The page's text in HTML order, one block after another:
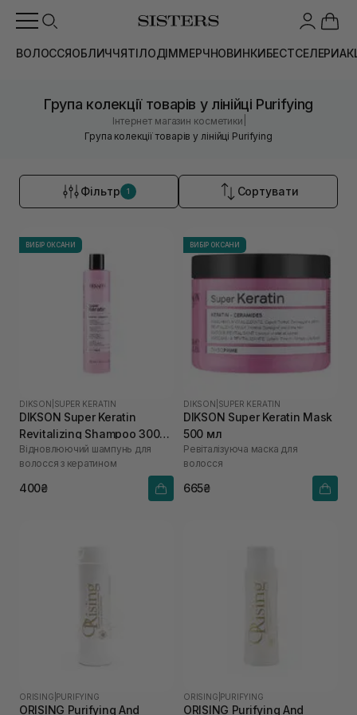
ВОЛОССЯОБЛИЧЧЯТІЛОДІММЕРЧНОВИНКИБЕСТСЕЛЕРИ
Група колекції товарів у лінійці Purifying
Інтернет магазин косметики
Група колекції товарів у лінійці Purifying
Фільтр 1 Сортувати
ВИБІР ОКСАНИ
DIKSON SUPER KERATIN
DIKSON Super Keratin
Revitalizing Shampoo 300
мл
Відновлюючий шампунь для
волосся з кератином
400₴
ВИБІР ОКСАНИ
DIKSON SUPER KERATIN
DIKSON Super Keratin Mask
500 мл
Ревіталізуюча маска для
волосся
665₴
ORISING PURIFYING
ORISING Purifying And
ORISING PURIFYING
ORISING Purifying And